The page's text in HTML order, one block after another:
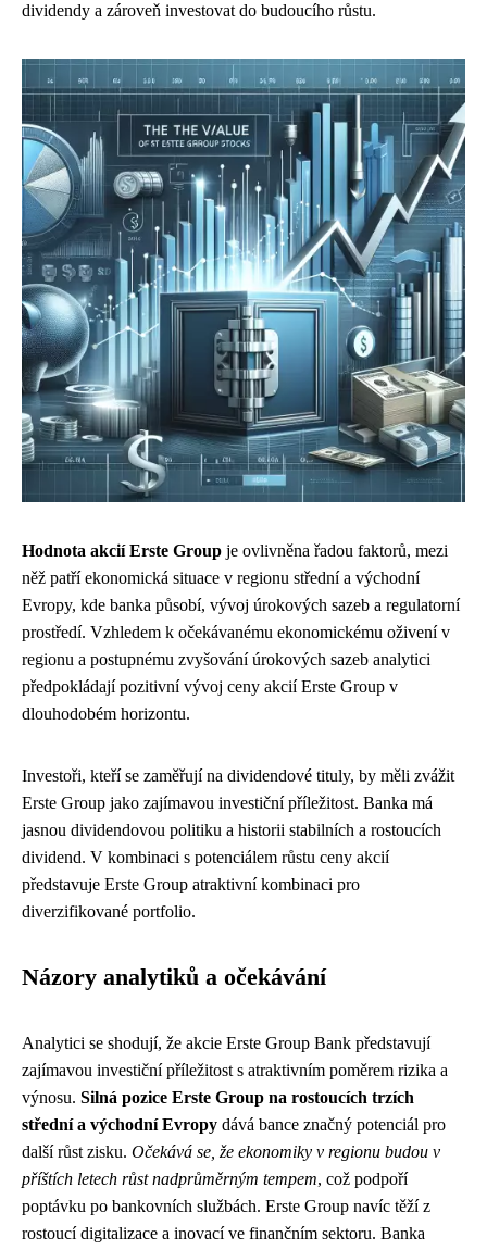
dividendy a zároveň investovat do budoucího růstu.
Hodnota akcií Erste Group je ovlivněna řadou faktorů, mezi
něž patří ekonomická situace v regionu střední a východní
Evropy, kde banka působí, vývoj úrokových sazeb a regulatorní
prostředí. Vzhledem k očekávanému ekonomickému oživení v
regionu a postupnému zvyšování úrokových sazeb analytici
předpokládají pozitivní vývoj ceny akcií Erste Group v
dlouhodobém horizontu.
Investoři, kteří se zaměřují na dividendové tituly, by měli zvážit
Erste Group jako zajímavou investiční příležitost. Banka má
jasnou dividendovou politiku a historii stabilních a rostoucích
dividend. V kombinaci s potenciálem růstu ceny akcií
představuje Erste Group atraktivní kombinaci pro
diverzifikované portfolio.
Názory analytiků a očekávání
Analytici se shodují, že akcie Erste Group Bank představují
zajímavou investiční příležitost s atraktivním poměrem rizika a
výnosu. Silná pozice Erste Group na rostoucích trzích
střední a východní Evropy dává bance značný potenciál pro
další růst zisku. Očekává se, že ekonomiky v regionu budou v
příštích letech růst nadprůměrným tempem, což podpoří
poptávku po bankovních službách. Erste Group navíc těží z
rostoucí digitalizace a inovací ve finančním sektoru. Banka